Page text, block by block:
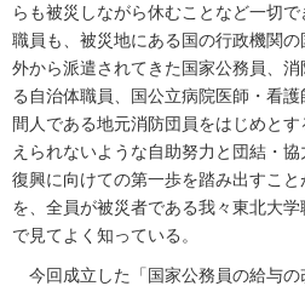
らも被災しながら休むことなど一切
職員も、被災地にある国の行政機関
外から派遣されてきた国家公務員、
る自治体職員、国公立病院医師・看
間人である地元消防団員をはじめと
えられないような自助努力と団結・
復興に向けての第一歩を踏み出すこ
を、全員が被災者である我々東北大
で見てよく知っている。
今回成立した「国家公務員の給与